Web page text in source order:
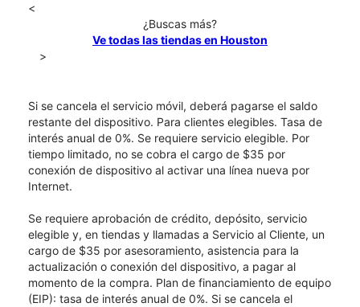
<
¿Buscas más?
Ve todas las tiendas en Houston
>
Si se cancela el servicio móvil, deberá pagarse el saldo
restante del dispositivo. Para clientes elegibles. Tasa de
interés anual de 0%. Se requiere servicio elegible. Por
tiempo limitado, no se cobra el cargo de $35 por
conexión de dispositivo al activar una línea nueva por
Internet.
Se requiere aprobación de crédito, depósito, servicio
elegible y, en tiendas y llamadas a Servicio al Cliente, un
cargo de $35 por asesoramiento, asistencia para la
actualización o conexión del dispositivo, a pagar al
momento de la compra. Plan de financiamiento de equipo
(EIP): tasa de interés anual de 0%. Si se cancela el